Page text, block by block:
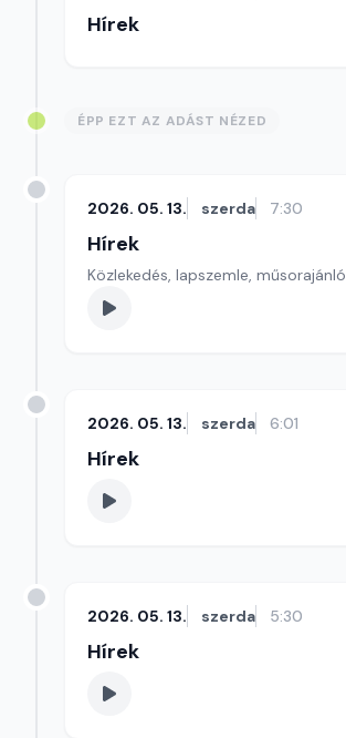
Hírek
ÉPP EZT AZ ADÁST NÉZED
2026. 05. 13. szerda 7:30
Hírek
Közlekedés, lapszemle, műsorajánló
2026. 05. 13. szerda 6:01
Hírek
2026. 05. 13. szerda 5:30
Hírek